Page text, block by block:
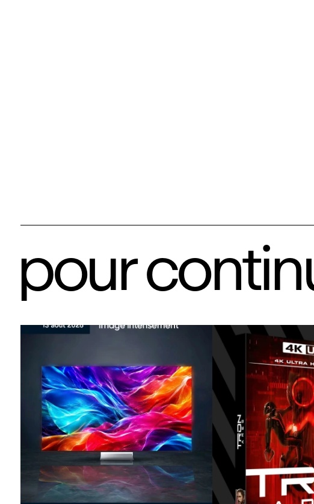
pour